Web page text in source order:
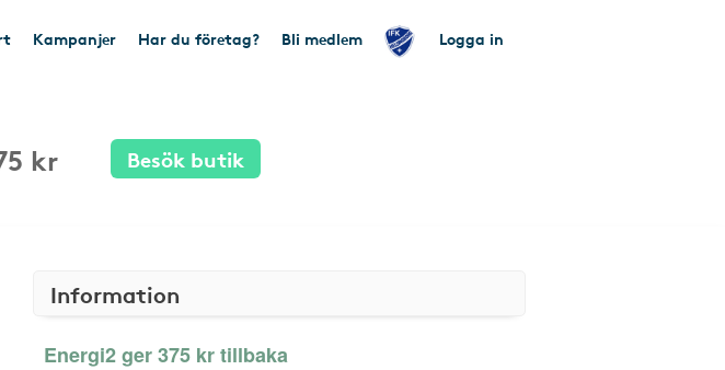
Kampanjer Har du företag? Bli medlem Logga in
kr Besök butik
Information
Energi2 ger 375 kr tillbaka